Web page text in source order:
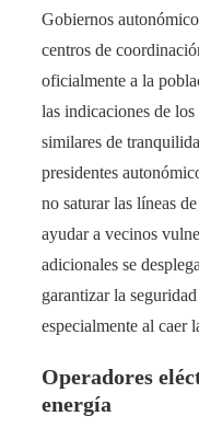
Gobiernos
centros de
oficialmente a la
las indicaciones de
similares de
presidentes
no saturar las líneas
ayudar a vecinos
adicionales se
garantizar la
especialmente al caer
Operadores
energía